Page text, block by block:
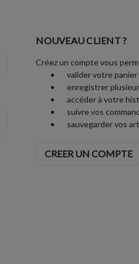
NOUVEAU CLIENT ?
Créez un compte vous
valider votre
enregistrer
accéder à votre
suivre vos
sauvegarder vos
CREER UN COMPTE